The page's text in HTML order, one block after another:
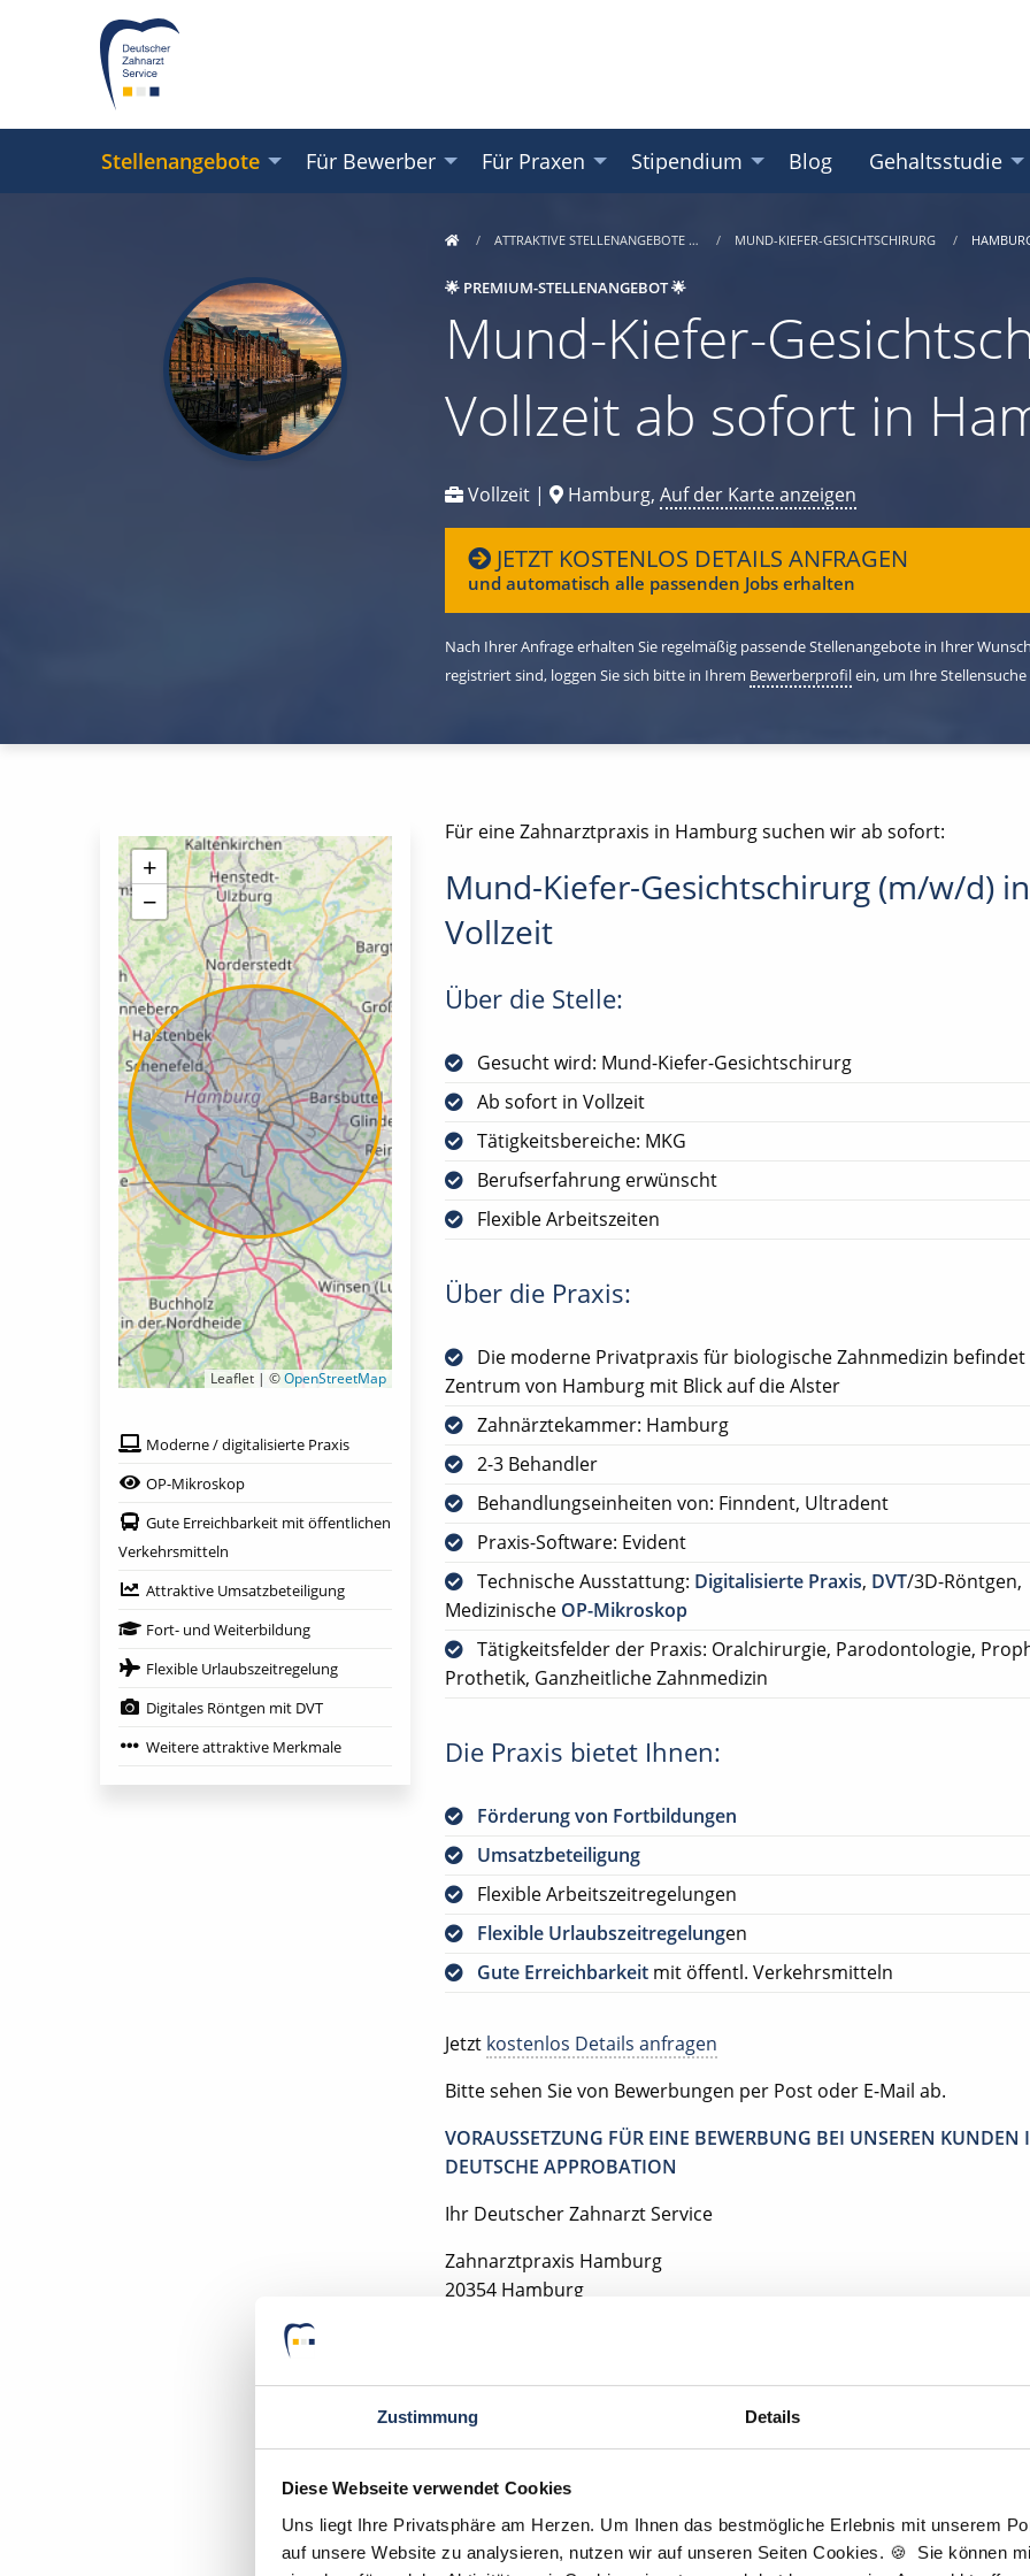
Zustimmung Details
Diese Webseite verwendet Cookies
Uns liegt Ihre Privatsphäre am Herzen. Um Ihnen das bestmögliche Erlebnis mit unserem
auf unsere Website zu analysieren, nutzen wir auf unseren Seiten Cookies. 🍪 Sie können
Stellenangebote Für Bewerber Für Praxen Stipendium Blog Gehaltsstudie
ATTRAKTIVE STELLENANGEBOTE … MUND-KIEFER-GESICHTSCHIRURG
🌟 PREMIUM-STELLENANGEBOT 🌟
Mund-Kiefer-
Vollzeit ab sofort in
Vollzeit | Hamburg, Auf der Karte anzeigen
JETZT KOSTENLOS DETAILS ANFRAGEN
und automatisch alle passenden Jobs erhalten
Nach Ihrer Anfrage erhalten Sie regelmäßig passende Stellenangebote in Ihrer
registriert sind, loggen Sie sich bitte in Ihrem Bewerberprofilein, um Ihre
Für eine Zahnarztpraxis in Hamburg suchen wir ab sofort:
Mund-Kiefer-Gesichtschirurg (m/w/d) in
Vollzeit
Über die Stelle:
Gesucht wird: Mund-Kiefer-Gesichtschirurg
Ab sofort in Vollzeit
Tätigkeitsbereiche: MKG
Berufserfahrung erwünscht
Flexible Arbeitszeiten
Über die Praxis:
Die moderne Privatpraxis für biologische Zahnmedizin befindet
Zentrum von Hamburg mit Blick auf die Alster
Zahnärztekammer: Hamburg
2-3 Behandler
Behandlungseinheiten von: Finndent, Ultradent
Praxis-Software: Evident
Technische Ausstattung: Digitalisierte Praxis, DVT/3D-Röntgen,
Medizinische OP-Mikroskop
Tätigkeitsfelder der Praxis: Oralchirurgie, Parodontologie,
Prothetik, Ganzheitliche Zahnmedizin
Die Praxis bietet Ihnen:
Förderung von Fortbildungen
Umsatzbeteiligung
Flexible Arbeitszeitregelungen
Flexible Urlaubszeitregelungen
Gute Erreichbarkeit mit öffentl. Verkehrsmitteln
Jetzt kostenlos Details anfragen
Bitte sehen Sie von Bewerbungen per Post oder E-Mail ab.
VORAUSSETZUNG FÜR EINE BEWERBUNG BEI UNSEREN KUNDEN
DEUTSCHE APPROBATION
Ihr Deutscher Zahnarzt Service
Zahnarztpraxis Hamburg
20354 Hamburg
Jetzt kostenlos Details anfragen
Momentan interessieren sich
+
−
Leaflet | ©OpenStreetMap
Moderne / digitalisierte Praxis
OP-Mikroskop
Gute Erreichbarkeit mit öffentlichen
Verkehrsmitteln
Attraktive Umsatzbeteiligung
Fort- und Weiterbildung
Flexible Urlaubszeitregelung
Digitales Röntgen mit DVT
Weitere attraktive Merkmale